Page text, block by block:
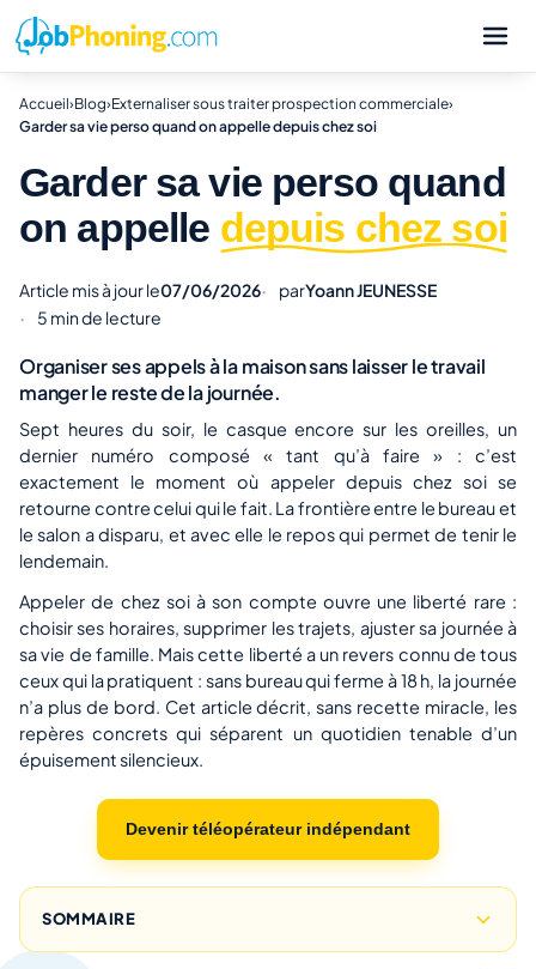
Accueil›Blog›Externaliser sous traiter prospection commerciale›
Garder sa vie perso quand on appelle depuis chez soi
Garder sa vie perso quand
on appelle depuis chez soi
Article mis à jour le07/06/2026 parYoann JEUNESSE
5 min de lecture
Organiser ses appels à la maison sans laisser le travail
manger le reste de la journée.
Sept heures du soir, le casque encore sur les oreilles, un
dernier numéro composé « tant qu’à faire » : c’est
exactement le moment où appeler depuis chez soi se
retourne contre celui qui le fait. La frontière entre le bureau et
le salon a disparu, et avec elle le repos qui permet de tenir le
lendemain.
Appeler de chez soi à son compte ouvre une liberté rare :
choisir ses horaires, supprimer les trajets, ajuster sa journée à
sa vie de famille. Mais cette liberté a un revers connu de tous
ceux qui la pratiquent : sans bureau qui ferme à 18 h, la journée
n’a plus de bord. Cet article décrit, sans recette miracle, les
repères concrets qui séparent un quotidien tenable d’un
épuisement silencieux.
Devenir téléopérateur indépendant
SOMMAIRE